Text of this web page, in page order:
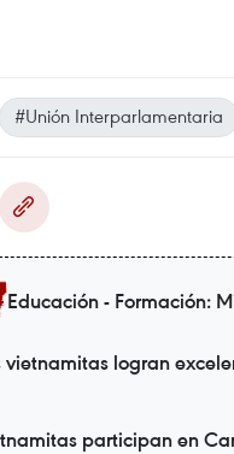
#Unión Interparlamentaria
Educación - Formación:
vietnamitas logran
participan en